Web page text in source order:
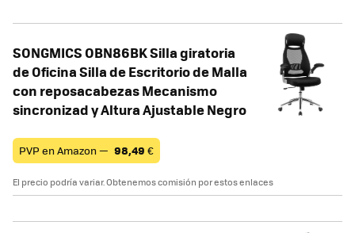
SONGMICS OBN86BK Silla giratoria
de Oficina Silla de Escritorio de Malla
con reposacabezas Mecanismo
sincronizad y Altura Ajustable Negro
PVP en Amazon — 98,49 €
El precio podría variar. Obtenemos comisión por estos enlaces